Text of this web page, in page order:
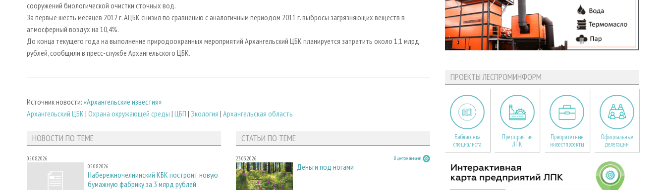
сооружений биологической очистки сточных вод.
За первые шесть месяцев 2012 г. АЦБК снизил по сравнению с аналогичным периодом 2011 г. выбросы загрязняющих веществ в
атмосферный воздух на 10,4%.
До конца текущего года на выполнение природоохранных мероприятий Архангельский ЦБК планируется затратить около 1,1 млрд.
рублей, сообщили в пресс-службе Архангельского ЦБК.
Источник новости: «Архангельские известия»
Архангельский ЦБК | Охрана окружающей среды | ЦБП | Экология | Архангельская область
НОВОСТИ ПО ТЕМЕ
05.08.2026
05.08.2026
Набережночелнинский КБК построит новую
бумажную фабрику за 3 млрд рублей
СТАТЬИ ПО ТЕМЕ
23.03.2026 В центре внимания
Деньги под ногами
ПРОЕКТЫ ЛЕСПРОМИНФОРМ
Библиотека
специалиста
Предприятия
ЛПК
Приоритетные
инвестпроекты
Официальные
делегации